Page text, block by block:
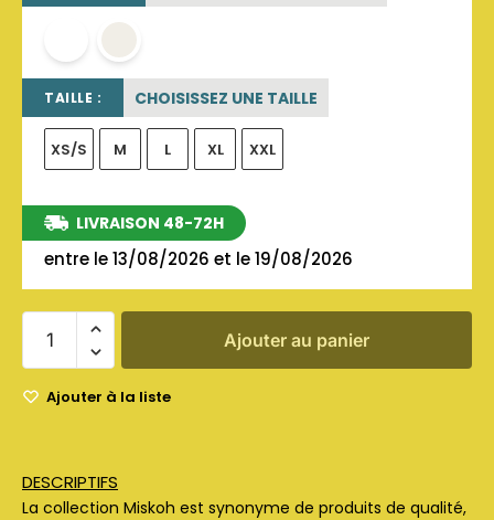
TAILLE : CHOISISSEZ UNE TAILLE
XS/S M L XL XXL
LIVRAISON 48-72H
entre le 13/08/2026 et le 19/08/2026
Ajouter au panier
Ajouter à la liste
DESCRIPTIFS
La collection Miskoh est synonyme de produits de qualité,